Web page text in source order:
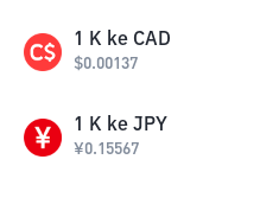
1 K ke CAD
$0.00137
1 K ke JPY
¥0.15567